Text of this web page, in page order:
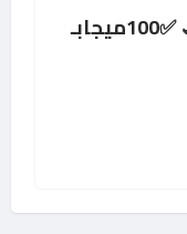
عروض رمضان لانترنت الفايبر 🌙 ✅100ميجابـ